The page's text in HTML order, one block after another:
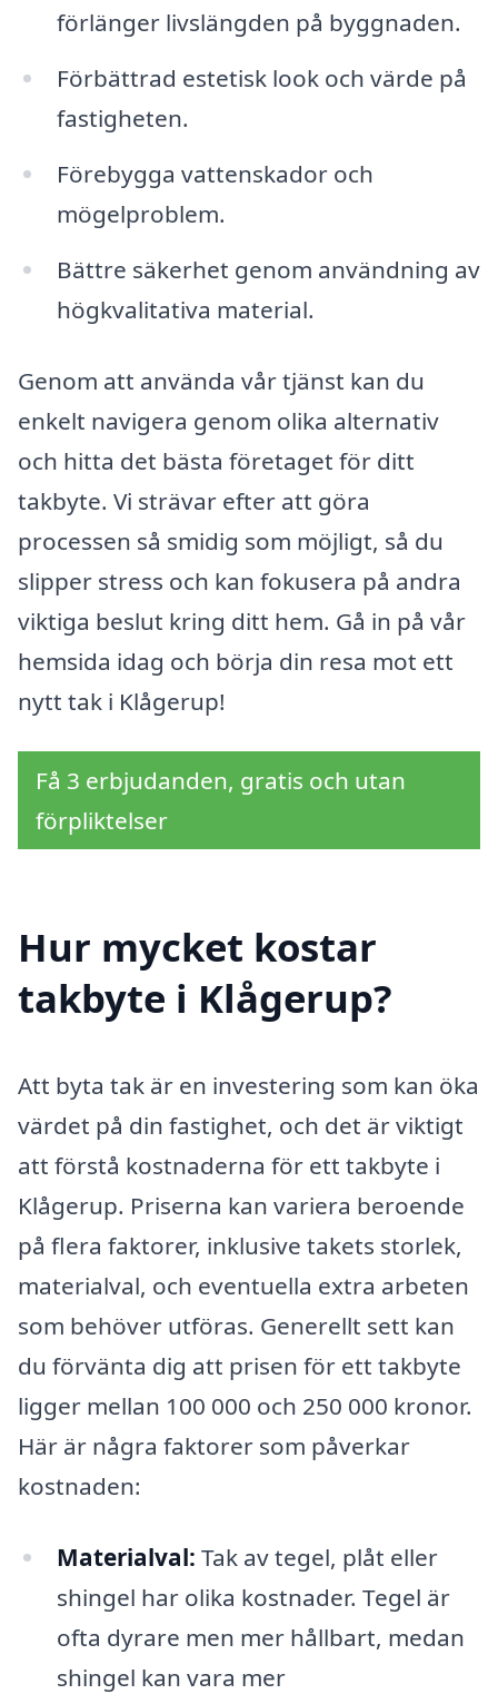
förlänger livslängden på byggnaden.
Förbättrad estetisk look och värde på
fastigheten.
Förebygga vattenskador och
mögelproblem.
Bättre säkerhet genom användning av
högkvalitativa material.
Genom att använda vår tjänst kan du
enkelt navigera genom olika alternativ
och hitta det bästa företaget för ditt
takbyte. Vi strävar efter att göra
processen så smidig som möjligt, så du
slipper stress och kan fokusera på andra
viktiga beslut kring ditt hem. Gå in på vår
hemsida idag och börja din resa mot ett
nytt tak i Klågerup!
Få 3 erbjudanden, gratis och utan
förpliktelser
Hur mycket kostar
takbyte i Klågerup?
Att byta tak är en investering som kan öka
värdet på din fastighet, och det är viktigt
att förstå kostnaderna för ett takbyte i
Klågerup. Priserna kan variera beroende
på flera faktorer, inklusive takets storlek,
materialval, och eventuella extra arbeten
som behöver utföras. Generellt sett kan
du förvänta dig att prisen för ett takbyte
ligger mellan 100 000 och 250 000 kronor.
Här är några faktorer som påverkar
kostnaden:
Materialval: Tak av tegel, plåt eller
shingel har olika kostnader. Tegel är
ofta dyrare men mer hållbart, medan
shingel kan vara mer